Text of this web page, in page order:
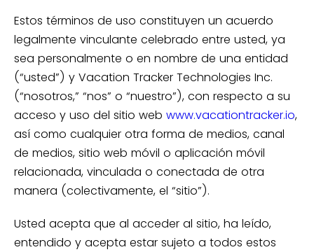
Estos términos de uso constituyen un acuerdo
legalmente vinculante celebrado entre usted, ya
sea personalmente o en nombre de una entidad
(“usted”) y Vacation Tracker Technologies Inc.
(“nosotros,” “nos” o “nuestro”), con respecto a su
acceso y uso del sitio web www.vacationtracker.io,
así como cualquier otra forma de medios, canal
de medios, sitio web móvil o aplicación móvil
relacionada, vinculada o conectada de otra
manera (colectivamente, el “sitio”).
Usted acepta que al acceder al sitio, ha leído,
entendido y acepta estar sujeto a todos estos